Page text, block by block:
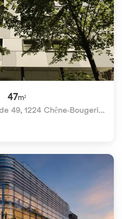
47m²
49, 1224 Chêne-Bougeries